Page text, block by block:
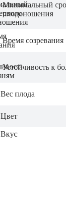
Минимальный
плодоношения
Время созревания
Устойчивость к
Вес плода
Цвет
Вкус